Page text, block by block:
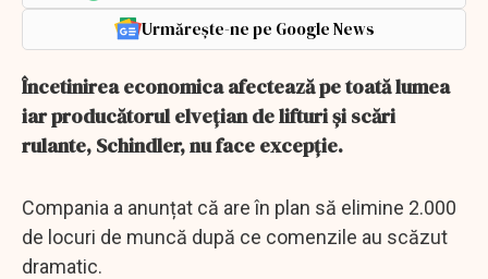
Urmărește-ne pe Google News
Încetinirea economica afectează pe toată lumea
iar producătorul elvețian de lifturi și scări
rulante, Schindler, nu face excepție.
Compania a anunțat că are în plan să elimine 2.000
de locuri de muncă după ce comenzile au scăzut
dramatic.